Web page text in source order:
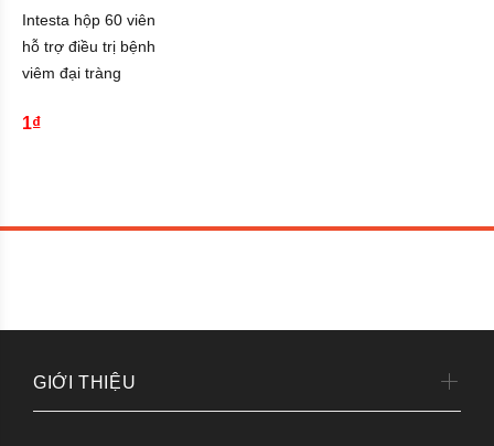
Intesta hộp 60 viên
hỗ trợ điều trị bệnh
viêm đại tràng
1₫
GIỚI THIỆU